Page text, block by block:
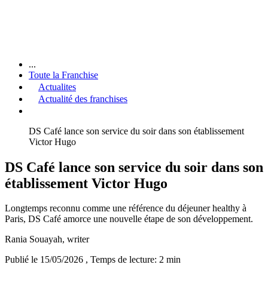
...
Toute la Franchise
Actualites
Actualité des franchises
DS Café lance son service du soir dans son établissement
Victor Hugo
DS Café lance son service du soir dans son
établissement Victor Hugo
Longtemps reconnu comme une référence du déjeuner healthy à
Paris, DS Café amorce une nouvelle étape de son développement.
Rania Souayah, writer
Publié le 15/05/2026 , Temps de lecture: 2 min